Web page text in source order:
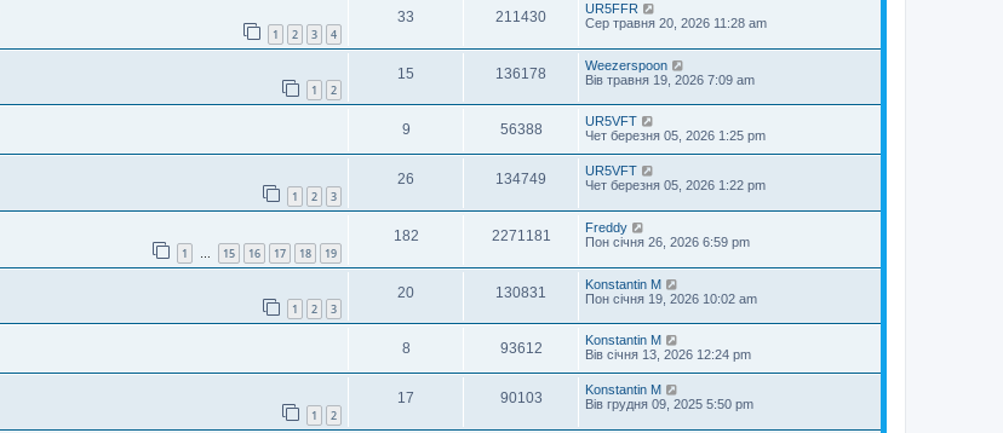
1 2 3 4
33 211430
UR5FFR
Сер травня 20, 2026 11:28 am
1 2
15 136178
Weezerspoon
Вів травня 19, 2026 7:09 am
9 56388
UR5VFT
Чет березня 05, 2026 1:25 pm
1 2 3
26 134749
UR5VFT
Чет березня 05, 2026 1:22 pm
1 … 15 16 17 18 19
182 2271181
Freddy
Пон січня 26, 2026 6:59 pm
1 2 3
20 130831
Konstantin M
Пон січня 19, 2026 10:02 am
8 93612
Konstantin M
Вів січня 13, 2026 12:24 pm
1 2
17 90103
Konstantin M
Вів грудня 09, 2025 5:50 pm